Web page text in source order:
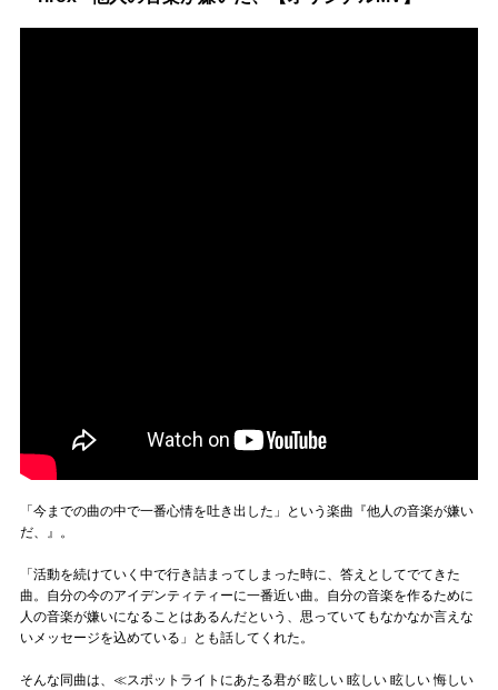
「今までの曲の中で一番心情を吐き出した」という楽曲『他人の音楽が嫌い
だ、』。
「活動を続けていく中で行き詰まってしまった時に、答えとしてでてきた
曲。自分の今のアイデンティティーに一番近い曲。自分の音楽を作るために
人の音楽が嫌いになることはあるんだという、思っていてもなかなか言えな
いメッセージを込めている」とも話してくれた。
そんな同曲は、≪スポットライトにあたる君が 眩しい 眩しい 眩しい 悔しい